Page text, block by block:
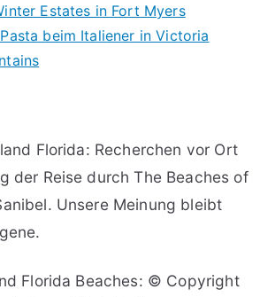
Estates in Fort Myers
beim Italiener in Victoria
Florida: Recherchen vor Ort
der Reise durch The Beaches of
Unsere Meinung bleibt
Florida Beaches: © Copyright